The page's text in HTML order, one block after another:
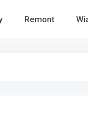
Remont